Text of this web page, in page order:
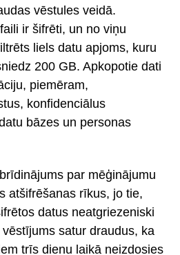
vēstules veidā.
ir šifrēti, un no viņu
liels datu apjoms, kuru
200 GB. Apkopotie dati
piemēram,
konfidenciālus
bāzes un personas
par mēģinājumu
atšifrēšanas rīkus, jo tie,
datus neatgriezeniski
satur draudus, ka
trīs dienu laikā neizdosies